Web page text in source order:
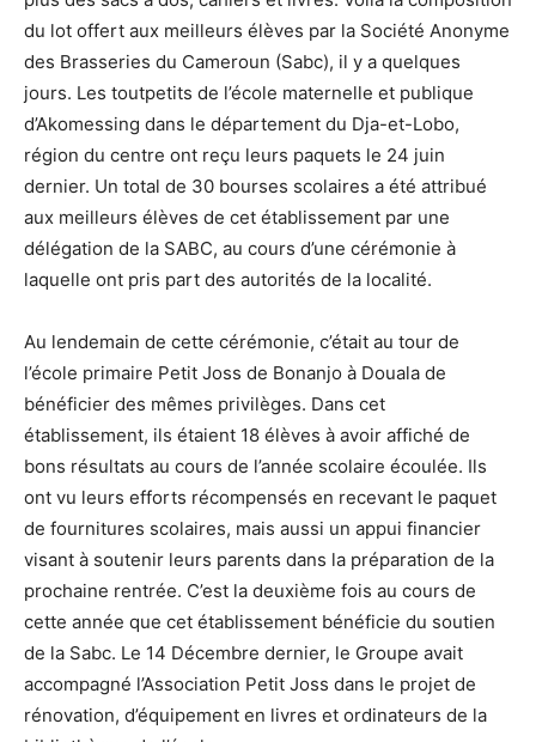
du lot offert aux meilleurs élèves par la Société Anonyme
des Brasseries du Cameroun (Sabc), il y a quelques
jours. Les toutpetits de l’école maternelle et publique
d’Akomessing dans le département du Dja-et-Lobo,
région du centre ont reçu leurs paquets le 24 juin
dernier. Un total de 30 bourses scolaires a été attribué
aux meilleurs élèves de cet établissement par une
délégation de la SABC, au cours d’une cérémonie à
laquelle ont pris part des autorités de la localité.
Au lendemain de cette cérémonie, c’était au tour de
l’école primaire Petit Joss de Bonanjo à Douala de
bénéficier des mêmes privilèges. Dans cet
établissement, ils étaient 18 élèves à avoir affiché de
bons résultats au cours de l’année scolaire écoulée. Ils
ont vu leurs efforts récompensés en recevant le paquet
de fournitures scolaires, mais aussi un appui financier
visant à soutenir leurs parents dans la préparation de la
prochaine rentrée. C’est la deuxième fois au cours de
cette année que cet établissement bénéficie du soutien
de la Sabc. Le 14 Décembre dernier, le Groupe avait
accompagné l’Association Petit Joss dans le projet de
rénovation, d’équipement en livres et ordinateurs de la